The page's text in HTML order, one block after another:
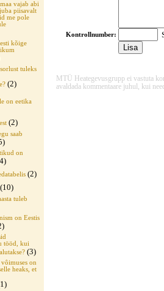
vajab abi
piisavalt
me pole
kõige
tuleks
(2)
on eetika
(2)
saab
on
(2)
(10)
tuleb
on Eestis
tööd, kui
(3)
on
heaks, et
Kontrollnumber:
MTÜ Heategevusgrupp ei vastuta
avaldada kommentaare juhul, kui